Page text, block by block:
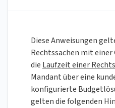
Diese Anweisungen
Rechtssachen mit
die Laufzeit einer
Mandant über eine
konfigurierte
gelten die folgenden